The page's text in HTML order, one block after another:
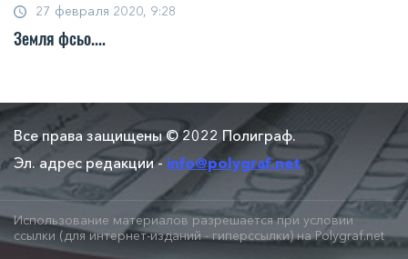
27 февраля 2020, 9:28
Земля фсьо....
Все права защищены © 2022 Полиграф.
Эл. адрес редакции - info@polygraf.net
Использование материалов разрешается при условии
ссылки (для интернет-изданий - гиперссылки) на Polygraf.net